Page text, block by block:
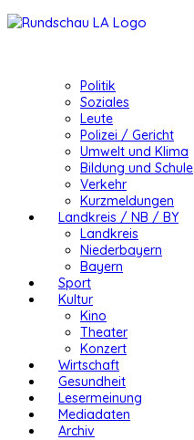
Politik
Soziales
Leute
Polizei / Gericht
Umwelt und Klima
Bildung und Schule
Verkehr
Kurzmeldungen
Landkreis / NB / BY
Landkreis
Niederbayern
Bayern
Sport
Kultur
Kino
Theater
Konzert
Wirtschaft
Gesundheit
Lesermeinung
Mediadaten
Archiv